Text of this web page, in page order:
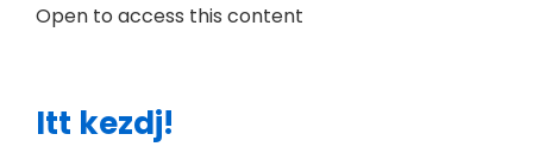
Open to access this content
Itt kezdj!